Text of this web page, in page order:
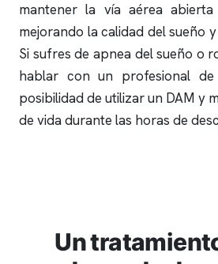
mantener la vía aérea
mejorando la calidad del sueño
Si sufres de apnea del sueño o
hablar con un profesional
posibilidad de utilizar un DAM y
de vida durante las horas de
Un